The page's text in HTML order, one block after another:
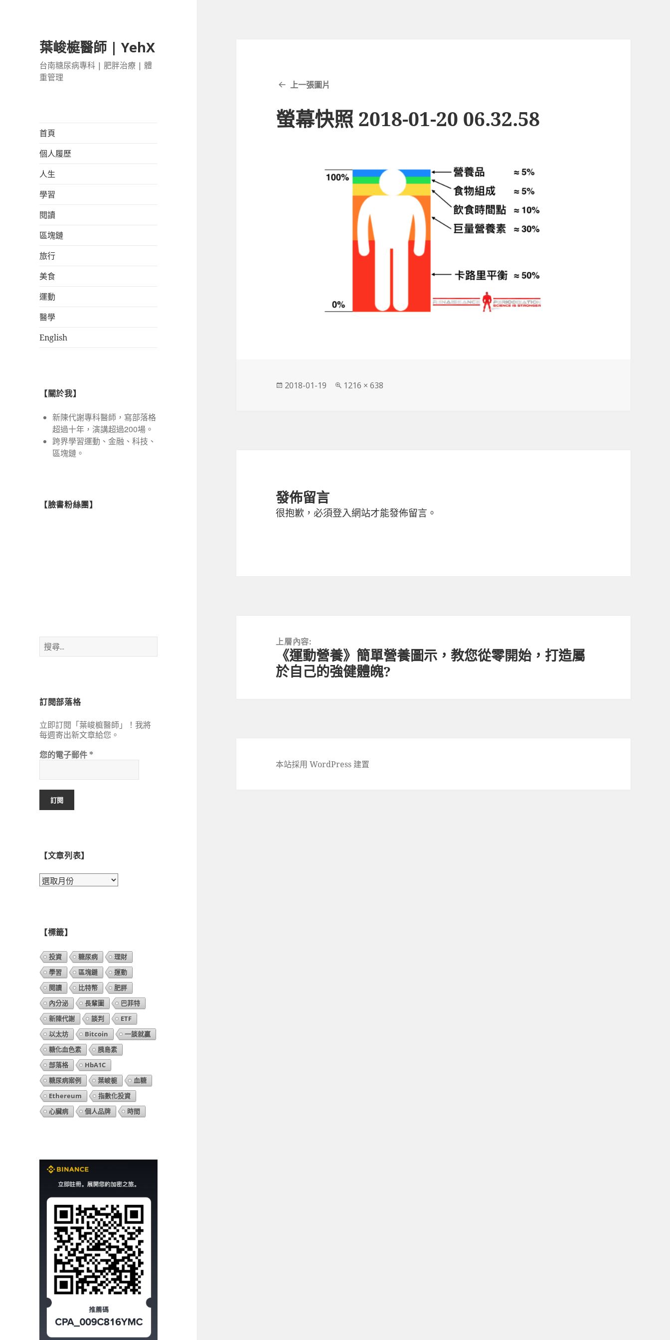
葉峻榳醫師 | YehX
台南糖尿病專科 | 肥胖治療 | 體
重管理
首頁
個人履歷
人生
學習
閱讀
區塊鏈
旅行
美食
運動
醫學
English
【關於我】
新陳代謝專科醫師，寫部落格
超過十年，演講超過200場。
跨界學習運動、金融、科技、
區塊鏈。
【臉書粉絲團】
搜
尋
訂閱部落格
立即訂閱「葉峻榳醫師」！我將
每週寄出新文章給您。
您的電子郵件*
【文章列表】
【文
【標籤】
投資 糖尿病
理財
學習
區塊鏈
運動
閱讀
比特幣
肥胖
內分泌
長輩圖
巴菲特
新陳代謝
談判
ETF
以太坊
Bitcoin
一談就贏
糖化血色素
胰島素
部落格
HbA1C
糖尿病案例
葉峻榳
血糖
Ethereum
指數化投資
心臟病
個人品牌 時間
上一張圖片
螢幕快照 2018-01-20 06.32.58
發
2018-01-19
完
1216 × 638
發佈留言
很抱歉，必須登入網站才能發佈留言。
上層內容:
《運動營養》簡單營養圖示，教您從零開始，打造屬
於自己的強健體魄?
本站採用 WordPress 建置